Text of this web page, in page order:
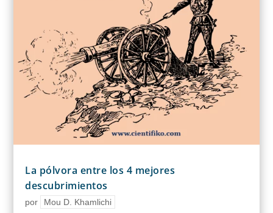
La pólvora entre los 4 mejores
descubrimientos
por Mou D. Khamlichi